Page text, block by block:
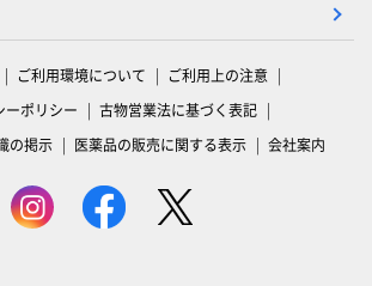
ご利用環境について
ご利用上の注意
ーポリシー
古物営業法に基づく表記
の掲示
医薬品の販売に関する表示 会社案内